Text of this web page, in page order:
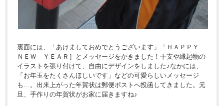
裏面には、「あけましておめでとうございます」「ＨＡＰＰＹ
ＮＥＷ ＹＥＡＲ］とメッセージをかきました！干支や縁起物の
イラストを張り付けて、自由にデザインをしました♪なかには、
「お年玉をたくさんほしいです」などの可愛らしいメッセージ
も…。出来上がった年賀状は郵便ポストへ投函してきました。元
旦、手作りの年賀状がお家に届きますね♪